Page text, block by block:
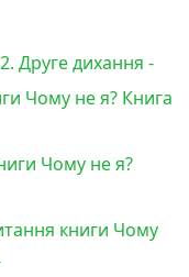
Друге дихання -
Чому не я? Книга
Чому не я?
книги Чому